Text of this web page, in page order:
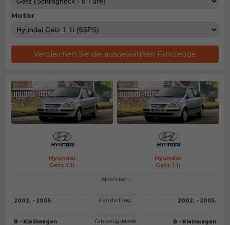
Motor
Vergleichen Sie die ausgewählten Fahrzeuge
Hyundai
Getz 1.1i
Hyundai
Getz 1.1i
2002. - 2005.
B - Kleinwagen
Abzeichen
Herrstellung
Fahrzeugsklasse
2002. - 2005.
B - Kleinwagen